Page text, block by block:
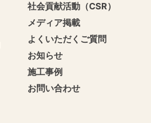
社会貢献活動（CSR）
メディア掲載
よくいただくご質問
お知らせ
施工事例
お問い合わせ